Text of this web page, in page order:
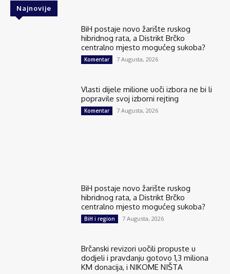
Najnovije
BiH postaje novo žarište ruskog
hibridnog rata, a Distrikt Brčko
centralno mjesto mogućeg sukoba?
Komentar 7 Augusta, 2026
Vlasti dijele milione uoči izbora ne bi li
popravile svoj izborni rejting
Komentar 7 Augusta, 2026
BiH postaje novo žarište ruskog
hibridnog rata, a Distrikt Brčko
centralno mjesto mogućeg sukoba?
BiH i region 7 Augusta, 2026
Brčanski revizori uočili propuste u
dodjeli i pravdanju gotovo 1,3 miliona
KM donacija, i NIKOME NIŠTA